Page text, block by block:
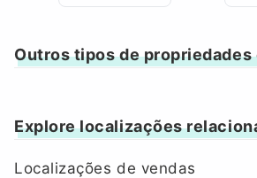
Outros tipos de
Explore localizações
Localizações de vendas